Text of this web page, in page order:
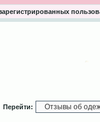
Перейти: